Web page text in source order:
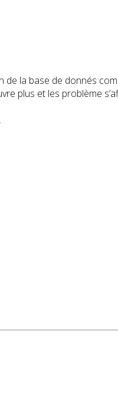
la base de donnés
plus et les problème